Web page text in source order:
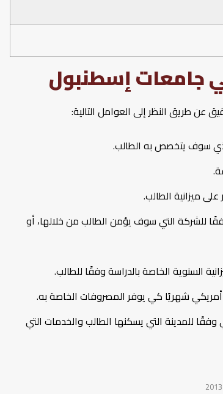
جامعات إسطنبول
عن طريق النظر إلى العوامل التالية:
سوف يتخصص به الطالب.
ميزانية الطالب.
للشركة التي سوف يؤمن الطالب من خلالها، أو
السنوية الخاصة بالدراسة وفقًا للطالب.
السنوية ما بين 800 إلى 2000 دولار أمريكي وفقًا للمدينة التي يسكنها الطالب والخدمات التي